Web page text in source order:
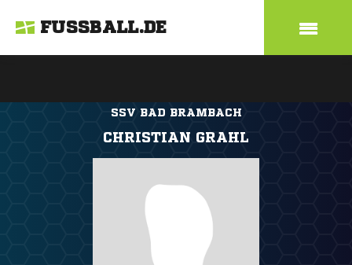
FUSSBALL.DE
SSV BAD BRAMBACH
CHRISTIAN GRAHL